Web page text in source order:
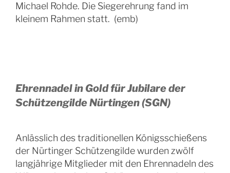
Michael Rohde. Die Siegerehrung fand im
kleinem Rahmen statt. (emb)
Ehrennadel in Gold für Jubilare der
Schützengilde Nürtingen (SGN)
Anlässlich des traditionellen Königsschießens
der Nürtinger Schützengilde wurden zwölf
langjährige Mitglieder mit den Ehrennadeln des